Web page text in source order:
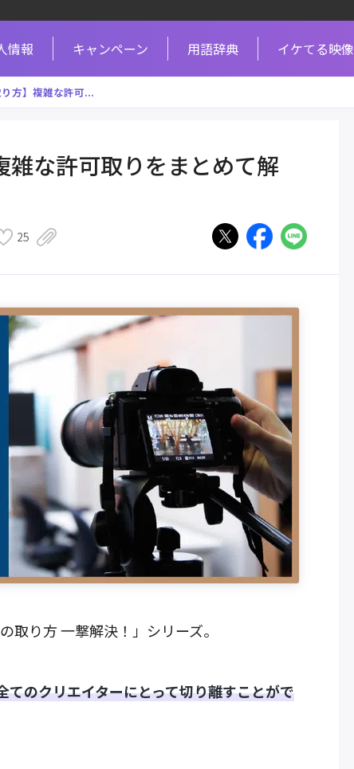
情報 キャンペーン 用語辞典 イケてる映像
り方】複雑な許可...
雑な許可取りをまとめて解
25
り方 一撃解決！」シリーズ。
のクリエイターにとって切り離すことがで